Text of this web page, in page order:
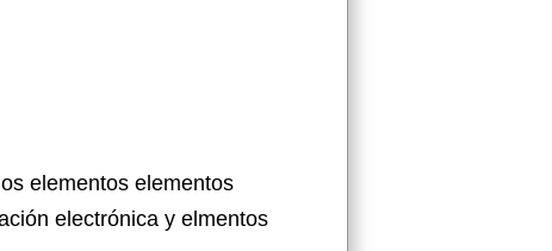
elementos elementos
electrónica y elmentos